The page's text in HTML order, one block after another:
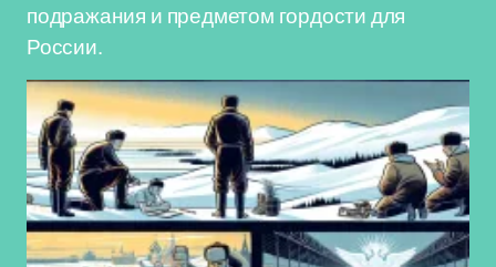
подражания и предметом гордости для
России.